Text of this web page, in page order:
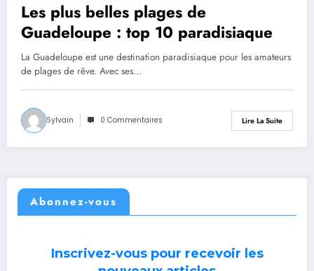
Les plus belles plages de
Guadeloupe : top 10 paradisiaque
La Guadeloupe est une destination paradisiaque pour les amateurs
de plages de rêve. Avec ses…
Sylvain 0 Commentaires Lire La Suite
Abonnez-vous
Inscrivez-vous pour recevoir les